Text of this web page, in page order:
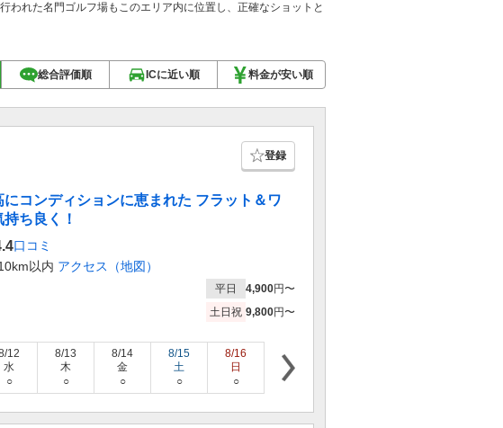
れた名門ゴルフ場もこのエリア内に位置し、正確なショットと
総合評価順 ICに近い順 料金が安い順
登録
コンディションに恵まれた フラット＆ワ
ち良く！
口コミ
以内 アクセス（地図）
平日 4,900円〜
土日祝 9,800円〜
12
水
○
8/13
木
○
8/14
金
○
8/15
土
○
8/16
日
○
8/17
月